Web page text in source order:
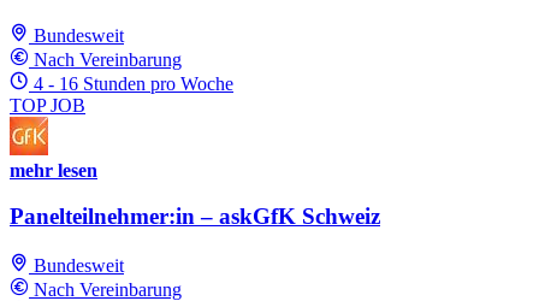
Bundesweit
Nach Vereinbarung
4 - 16 Stunden pro Woche
TOP JOB
mehr lesen
Panelteilnehmer:in – askGfK Schweiz
Bundesweit
Nach Vereinbarung